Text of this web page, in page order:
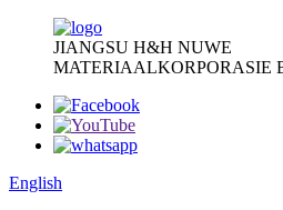
JIANGSU H&H NUWE
MATERIAALKORPORASIE
English